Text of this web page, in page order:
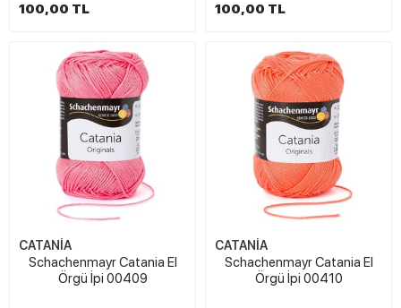
100,00 TL 100,00 TL
CATANİA
Schachenmayr Catania El
Örgü İpi 00409
CATANİA
Schachenmayr Catania El
Örgü İpi 00410